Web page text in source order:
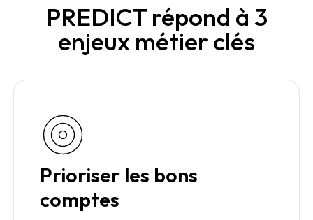
PREDICT répond à 3
enjeux métier clés
Prioriser les bons
comptes